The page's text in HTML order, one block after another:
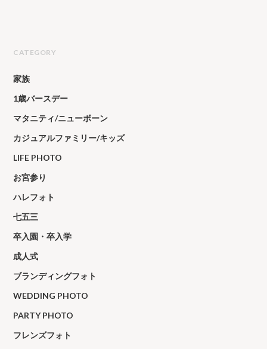
CATEGORY
家族
1歳バースデー
マタニティ/ニューボーン
カジュアルファミリー/キッズ
LIFE PHOTO
お宮参り
ハレフォト
七五三
卒入園・卒入学
成人式
ブランディングフォト
WEDDING PHOTO
PARTY PHOTO
フレンズフォト